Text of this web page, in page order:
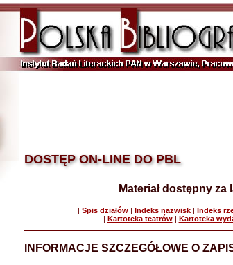
DOSTĘP ON-LINE DO PBL
Materiał dostępny za
| Spis działów | Indeks nazwisk | Indeks
| Kartoteka teatrów| Kartoteka
INFORMACJE SZCZEGÓŁOWE O